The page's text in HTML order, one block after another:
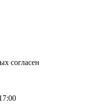
согласен